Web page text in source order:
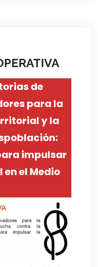
de
para la
y la
impulsar
en el Medio